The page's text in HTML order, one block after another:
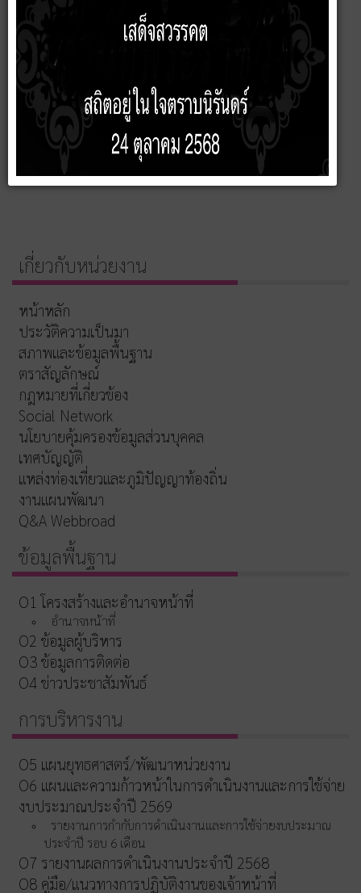
เกี่ยวกับหน่วยงาน
หน้าหลัก
ประวัติความเป็นมา
สภาพและข้อมูลพื้นฐาน
ตราสัญลักษณ์
กฎหมายที่เกี่ยวข้อง
Social Network
นโยบายคุ้มครองข้อมูลส่วนบุคคล
เทศบัญญัติ
แหล่งท่องเที่ยวและภูมิปัญญาท้องถิ่น
งานแผนพัฒนา
Q&A Webbroad
ข้อมูลพื้นฐาน
O1 โครงสร้างและอำนาจหน้าที่
อำนาจหน้าที่
O2 ข้อมูลผู้บริหาร
O3 ข้อมูลการติดต่อ
O4 ข่าวประชาสัมพันธ์
การบริหารงาน
O5 แผนยุทธศาสตร์/พัฒนาหน่วยงาน
O6 แผนและความก้าวหน้าในการดำเนินงานและการใช้จ่าย
งบประมาณประจำปี 2569
รายงานการกำกับการดำเนินงานและการใช้จ่ายงบประมาณ
ประจำปี รอบ 6 เดือน
O7 รายงานผลการดำเนินงานประจำปี 2568
O8 คู่มือ/แนวทางการปฏิบัติงานของเจ้าหน้าที่